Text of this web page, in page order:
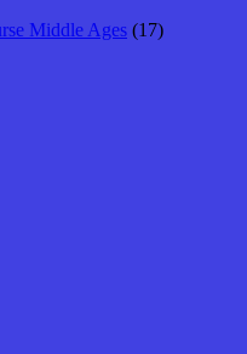
Middle Ages (17)